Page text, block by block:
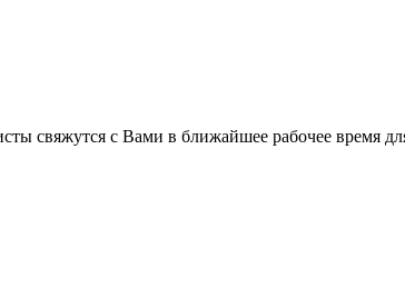
свяжутся с Вами в ближайшее рабочее время